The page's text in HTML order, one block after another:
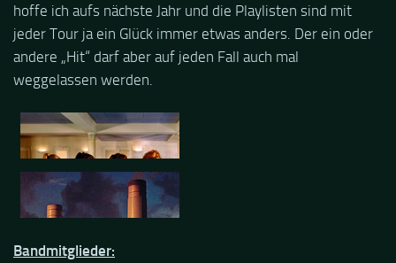
hoffe ich aufs nächste Jahr und die Playlisten sind mit
jeder Tour ja ein Glück immer etwas anders. Der ein oder
andere „Hit“ darf aber auf jeden Fall auch mal
weggelassen werden.
Bandmitglieder: